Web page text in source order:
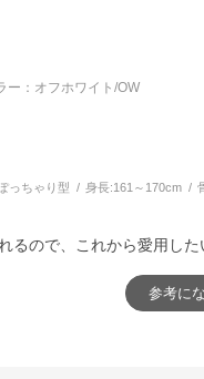
ー：オフホワイト/OW
っちゃり型 身長:161～170cm
るので、これから愛用した
参考に